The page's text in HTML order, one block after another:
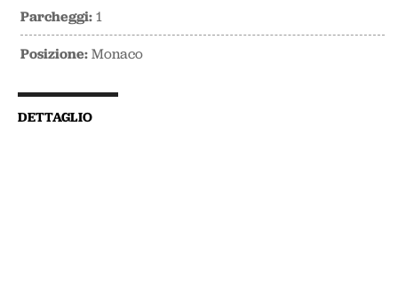
Parcheggi:1
Posizione:Monaco
DETTAGLIO